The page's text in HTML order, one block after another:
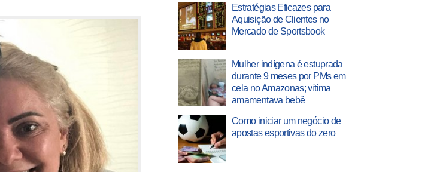
Estratégias Eficazes para
Aquisição de Clientes no
Mercado de Sportsbook
Mulher indígena é estuprada
durante 9 meses por PMs em
cela no Amazonas; vítima
amamentava bebê
Como iniciar um negócio de
apostas esportivas do zero